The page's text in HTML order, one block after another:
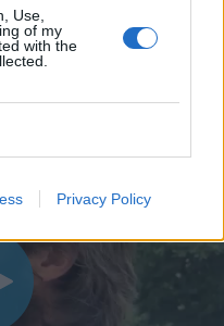
Use,
of my
with the
Privacy Policy